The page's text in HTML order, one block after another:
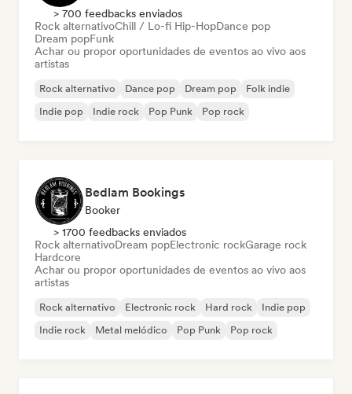
> 700 feedbacks enviados
Rock alternativoChill / Lo-fi Hip-HopDance pop
Dream popFunk
Achar ou propor oportunidades de eventos ao vivo aos
artistas
Rock alternativo Dance pop Dream pop
Folk indie
Indie pop
Indie rock Pop Punk Pop rock
Bedlam Bookings
Booker
> 1700 feedbacks enviados
Rock alternativoDream popElectronic rockGarage rock
Hardcore
Achar ou propor oportunidades de eventos ao vivo aos
artistas
Rock alternativo Electronic rock Hard rock
Indie pop
Indie rock
Metal melódico Pop Punk Pop rock